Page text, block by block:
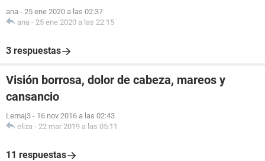
ana - 25 ene 2020 a las 02:37
ana - 25 ene 2020 a las 22:15
3 respuestas
Visión borrosa, dolor de cabeza, mareos y
cansancio
Lemaj3 - 16 nov 2016 a las 02:43
eliza - 22 mar 2019 a las 05:11
11 respuestas